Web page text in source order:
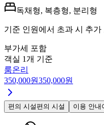
독채형, 복층형, 분리형
기준 인원에서 초과 시 추
부가세 포함
객실 1개 기준
룸온리
350,000원350,000원
편의 시설 편의 시설 이용 안내